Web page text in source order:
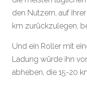
den Nutzern, auf
km zurückzulegen,
Und ein Roller mit
Ladung würde ihn
abheben, die 15-20